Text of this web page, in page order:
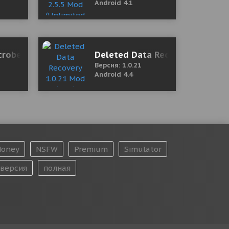
Android 4.1
Spore Evol Deleted Data Recovery 1.0.21
Версия: 1.0.21
Android 4.4
NSFW Premium
Simulator
версия
полная